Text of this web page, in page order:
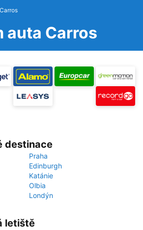
Carros
auta Carros
destinace
Praha
Edinburgh
Katánie
Olbia
Londýn
letiště